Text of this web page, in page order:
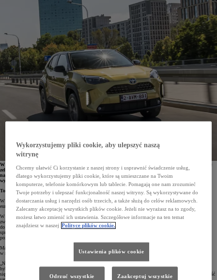
W I kwartale 2023 roku Toyota Motor Europe sprzedała 291 721 aut, co stanowi 6,9% rynku. Udział
zelektryfikowanych samochodów w całkowitej sprzedaży firmy wzrósł do 72%. Toyota stała się drugą
najczęściej wybieraną marką samochodów w Europie. Najpopularniejszym autem i najchętniej
wybieraną hybrydą marki został Yaris Cross.
Toyota i Lexus zaliczyli najlepszy I kwartał od 15 lat
W I kwartale 2023 roku Toyota Motor Europe dostarczyła klientom 291 721 samochodów, co stanowi 6,9%
europejskiego rynku. Był to najlepszy I kwartał od 2008 roku.
W porównaniu do tego samego okresu 2022 roku sprzedaż pojazdów firmy wzrosła o 2,5%. Znacznie się
zwiększyło zwłaszcza zainteresowanie zelektryfikowanymi samochodami Toyoty i Lexusa. Od stycznia
do marca 2023 roku sprzedano ich w liczbie 209 029 egz., o 6% więcej rok do roku. Ich udział w całkowitej
sprzedaży firmy osiągnął rekordowy poziom 72%. W Unii Europejskiej i innych krajach Europy Zachodniej
poziom ten wyniósł 76%, natomiast na wschodnich rynkach – 53%.
Marka Toyota pozostaje drugą najpopularniejszą marką samochodów w Europie z 6,6-procentowym udziałem
w rynku.
„Nasze wyniki w I kwartale tego roku są najlepsze od 2008 roku, a zelektryfikowane samochody z napędami
hybrydowymi, hybrydowymi typu plug-in, elektrycznymi na baterię i na wodorowe ogniwa paliwowe cieszą
się dużym zainteresowaniem w całym regionie. Zebraliśmy bardzo dużo zamówień, co potwierdza atrakcyjność
Wykorzystujemy pliki cookie, aby ulepszyć naszą
witrynę
Chcemy ułatwić Ci korzystanie z naszej strony i usprawnić świadczenie usług,
dlatego wykorzystujemy pliki cookie, które są umieszczane na Twoim
komputerze, telefonie komórkowym lub tablecie. Pomagają one nam zrozumieć
Twoje potrzeby i ulepszać funkcjonalność naszej witryny. Są wykorzystywane do
dostarczania usług i narzędzi osób trzecich, a także służą do celów reklamowych.
Zalecamy akceptację wszystkich plików cookie. Jeżeli nie wyrażasz na to zgody,
możesz łatwo zmienić ich ustawienia. Szczegółowe informacje na ten temat
znajdziesz w naszej Polityce plików cookie.
Ustawienia plików cookie
Odrzuć wszystkie Zaakceptuj wszystkie